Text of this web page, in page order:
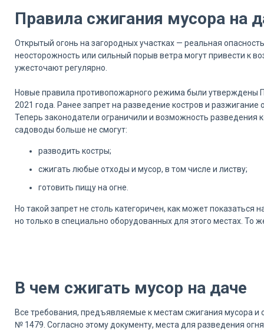
Правила сжигания мусора на
Открытый огонь на загородных участках — реальная
неосторожность или сильный порыв ветра могут привести к
ужесточают регулярно.
Новые правила противопожарного режима были утверждены
2021 года. Ранее запрет на разведение костров и
Теперь законодатели ограничили и возможность разведения
садоводы больше не смогут:
разводить костры;
сжигать любые отходы и мусор, в том числе и листву;
готовить пищу на огне.
Но такой запрет не столь категоричен, как может показаться
но только в специально оборудованных для этого местах. То
В чем сжигать мусор на даче
Все требования, предъявляемые к местам сжигания мусора
№ 1479. Согласно этому документу, места для разведения